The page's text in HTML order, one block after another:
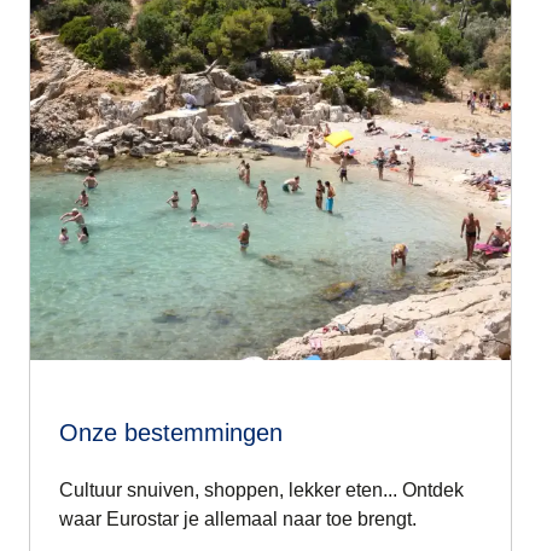
Onze bestemmingen
Cultuur snuiven, shoppen, lekker eten... Ontdek
waar Eurostar je allemaal naar toe brengt.